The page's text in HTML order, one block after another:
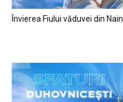
Învierea Fiului văduvei din Nain